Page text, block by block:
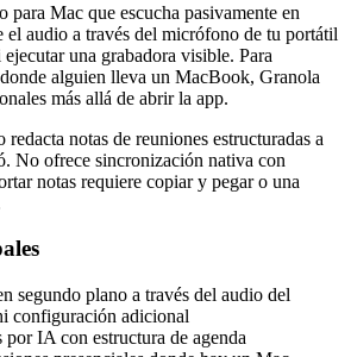
para Mac que escucha pasivamente en
el audio a través del micrófono de tu portátil
una grabadora visible. Para
alguien lleva un MacBook, Granola
más allá de abrir la app.
notas de reuniones estructuradas a
No ofrece sincronización nativa con
notas requiere copiar y pegar o una
segundo plano a través del audio del
configuración adicional
por IA con estructura de agenda